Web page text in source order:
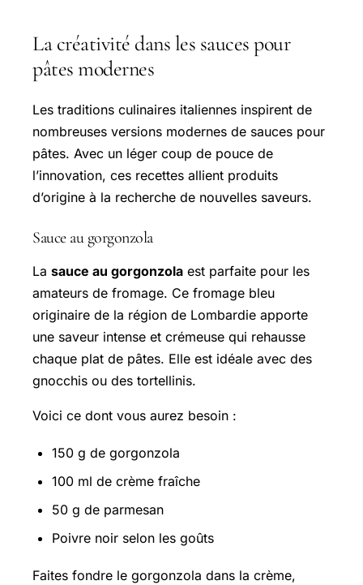
La créativité dans les sauces pour
pâtes modernes
Les traditions culinaires italiennes inspirent de
nombreuses versions modernes de sauces pour
pâtes. Avec un léger coup de pouce de
l’innovation, ces recettes allient produits
d’origine à la recherche de nouvelles saveurs.
Sauce au gorgonzola
La sauce au gorgonzola est parfaite pour les
amateurs de fromage. Ce fromage bleu
originaire de la région de Lombardie apporte
une saveur intense et crémeuse qui rehausse
chaque plat de pâtes. Elle est idéale avec des
gnocchis ou des tortellinis.
Voici ce dont vous aurez besoin :
150 g de gorgonzola
100 ml de crème fraîche
50 g de parmesan
Poivre noir selon les goûts
Faites fondre le gorgonzola dans la crème,